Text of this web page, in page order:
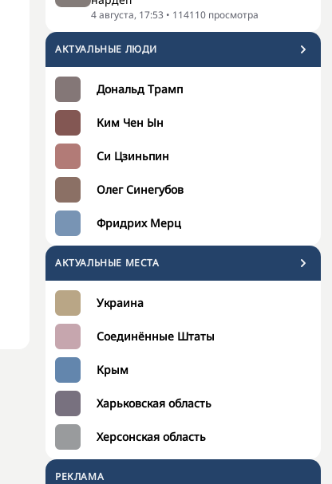
4 августа, 17:53 • 114110 просмотра
АКТУАЛЬНЫЕ ЛЮДИ
Дональд Трамп
Ким Чен Ын
Си Цзиньпин
Олег Синегубов
Фридрих Мерц
АКТУАЛЬНЫЕ МЕСТА
Украина
Соединённые Штаты
Крым
Харьковская область
Херсонская область
РЕКЛАМА